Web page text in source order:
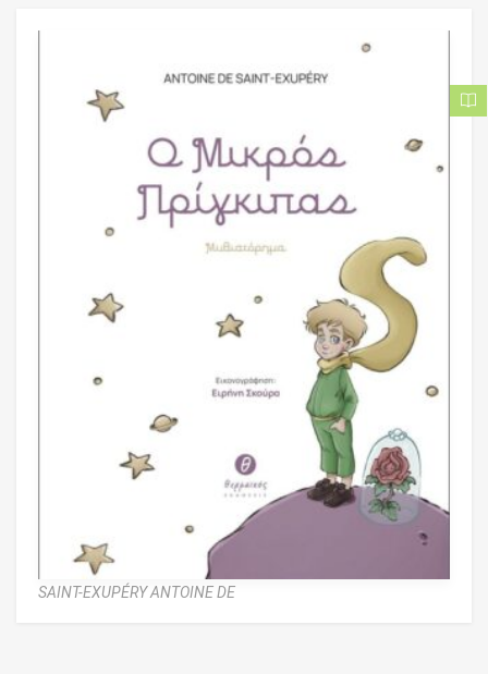
SAINT-EXUPÉRY ANTOINE DE